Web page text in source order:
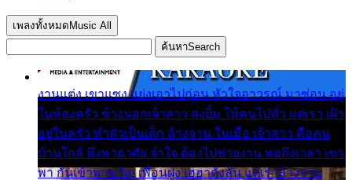
เพลงทั้งหมด Music All
ค้นหาSearch
งานแต่ง เขาแซง แย่งเอาไปก่อน หัวใจอาวรณ์ มาซ่อน อยู่
ในห้องครัว ข้างนอกเจ้าสาว ส่งยิ้ม ให้คนไปทั่ว แต่เรา เฝ้า
อยู่ในครัว ทำตัวเป็นเด็ก ล้างจาน ในเมื่อ เจ้าสาว คือคน
บ้านใกล้ พึ่งพาอาศัย จำใจ ต้องไปช่วยงาน พอถึงเวลา เขา
พา กันเข้าพาขวัญ เพื่อนฝูง เฮฮาดังลั่น แต่เราล้างจาน